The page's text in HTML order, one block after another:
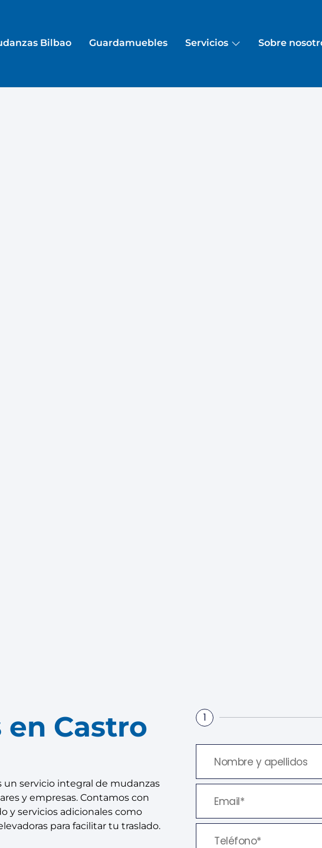
Bilbao Guardamuebles Servicios Sobre
en Castro
un servicio integral de mudanzas
y empresas. Contamos con
y servicios adicionales como
para facilitar tu traslado.
1